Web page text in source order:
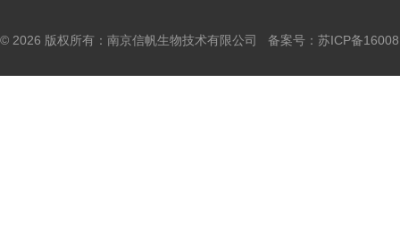
© 2026 版权所有：南京信帆生物技术有限公司 备案号： 苏ICP备